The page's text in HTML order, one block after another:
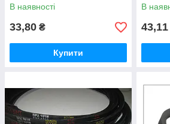
В наявності
33,80 ₴
Купити
В
43,11